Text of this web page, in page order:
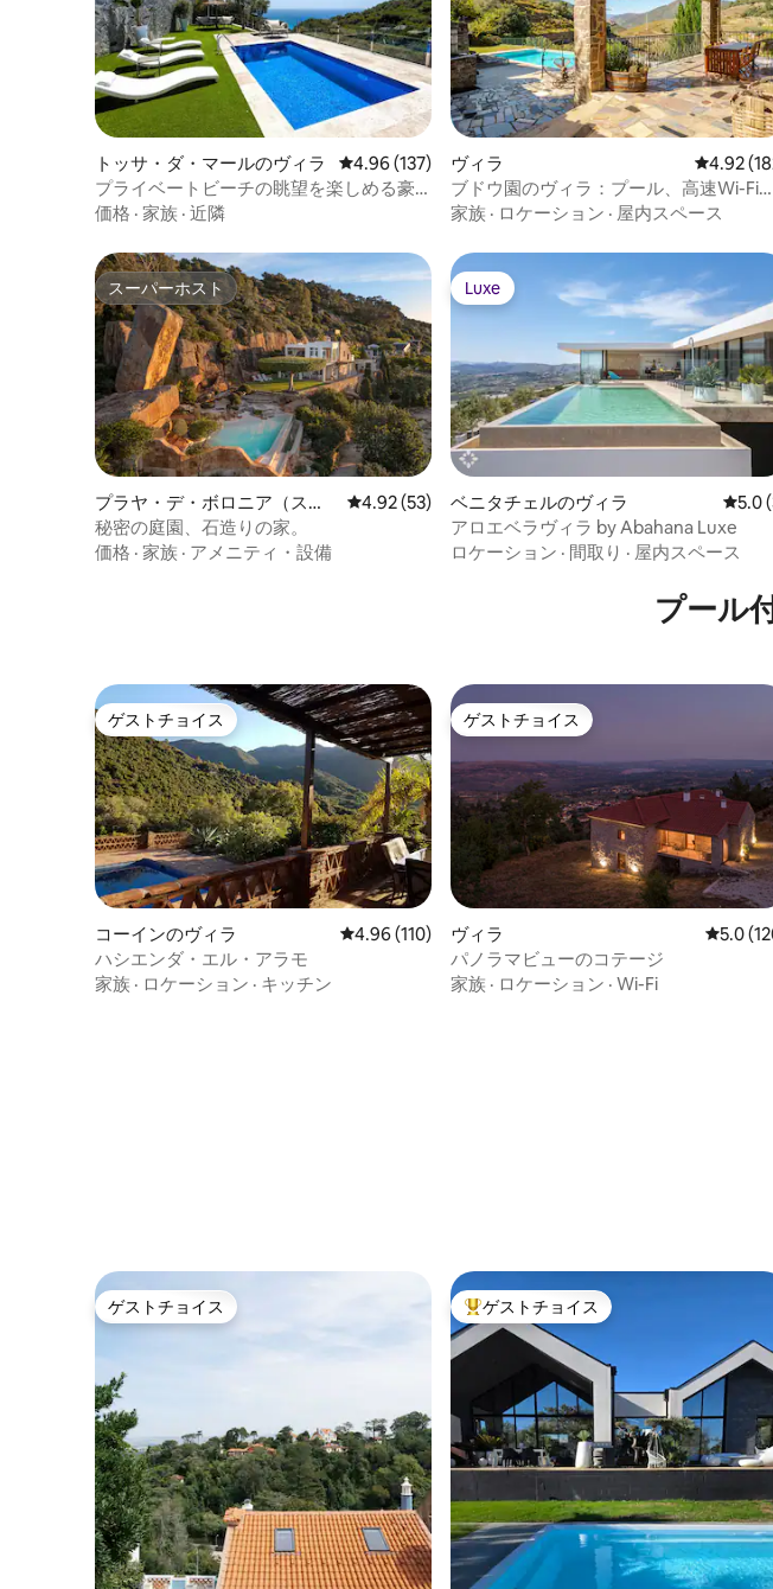
トッサ・ダ・マールのヴィラ レビュー137件、5つ星中4.96つ星の平均評価
4.96 (137)
プライベートビーチの眺望を楽しめる豪
華な宿泊先
価格 · 家族 · 近隣
ヴィラ レビュー
4.92
ブドウ園のヴィラ：プール、高速Wi-Fi、
ドウロ中心部
家族 · ロケーション · 屋内スペース
スーパーホスト
スーパーホスト
プラヤ・デ・ボロニア（スペ
イン）のヴィラ
レビュー53件、5つ星中4.92つ星の平均評価
4.92 (53)
秘密の庭園、石造りの家。
価格 · 家族 · アメニティ・設備
Luxe
Luxe
ベニタチェルのヴィラ レビ
5.0
アロエベラヴィラ by Abahana Luxe
ロケーション · 間取り · 屋内スペース
プール
ゲストチョイス
ゲストチョイス
コーインのヴィラ レビュー110件、5つ星中4.96つ星の平均評価
4.96 (110)
ハシエンダ・エル・アラモ
家族 · ロケーション · キッチン
ゲストチョイス
ゲストチョイス
ヴィラ レビュ
5.0
パノラマビューのコテージ
家族 · ロケーション · Wi-Fi
ゲストチョイス
ゲストチョイス 大好評のゲストチョイスです。
ゲストチョイス